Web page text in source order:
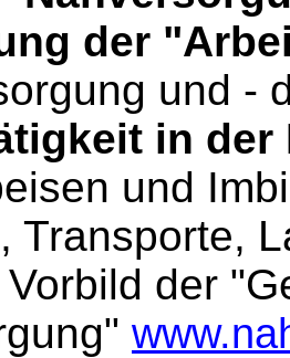
der
und -
in der
und
Transporte,
der